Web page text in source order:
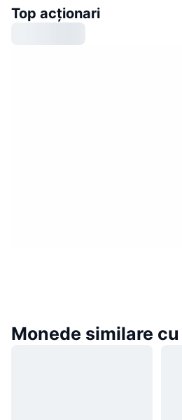
Top acționari
Monede similare